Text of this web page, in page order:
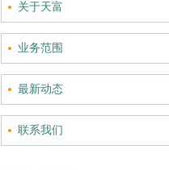
关于天富
业务范围
最新动态
联系我们